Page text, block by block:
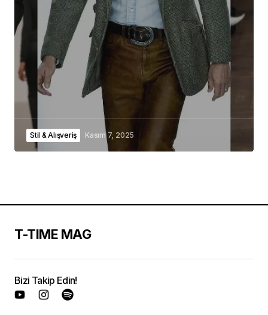
Stil & Alışveriş Kasım 7, 2025
T-TIME MAG
Bizi Takip Edin!